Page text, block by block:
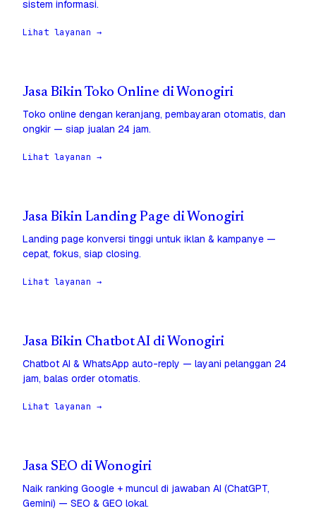
sistem informasi.
Lihat layanan →
Jasa Bikin Toko Online di Wonogiri
Toko online dengan keranjang, pembayaran otomatis, dan
ongkir — siap jualan 24 jam.
Lihat layanan →
Jasa Bikin Landing Page di Wonogiri
Landing page konversi tinggi untuk iklan & kampanye —
cepat, fokus, siap closing.
Lihat layanan →
Jasa Bikin Chatbot AI di Wonogiri
Chatbot AI & WhatsApp auto-reply — layani pelanggan 24
jam, balas order otomatis.
Lihat layanan →
Jasa SEO di Wonogiri
Naik ranking Google + muncul di jawaban AI (ChatGPT,
Gemini) — SEO & GEO lokal.